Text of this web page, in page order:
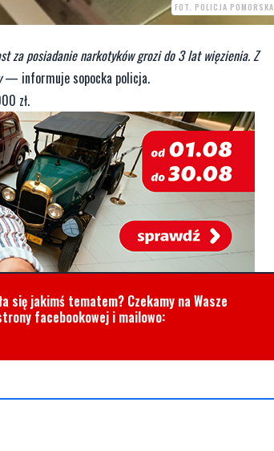
FOT. POLICJA POMORSKA
za posiadanie narkotyków grozi do 3 lat więzienia. Z
— informuje sopocka policja.
zł.
się jakimś tematem? Czekamy na Wasze
facebookowej i mailowo: